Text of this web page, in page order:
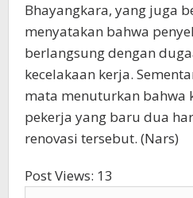
Bhayangkara, yang juga
menyatakan bahwa
berlangsung dengan
kecelakaan kerja.
mata menuturkan bahwa
pekerja yang baru dua
renovasi tersebut. (Nars)
Post Views: 13